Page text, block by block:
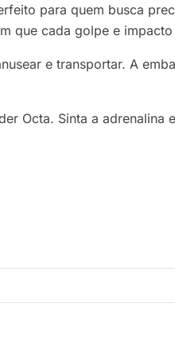
para quem busca
que cada golpe e
e transportar. A
Octa. Sinta a adrenalina